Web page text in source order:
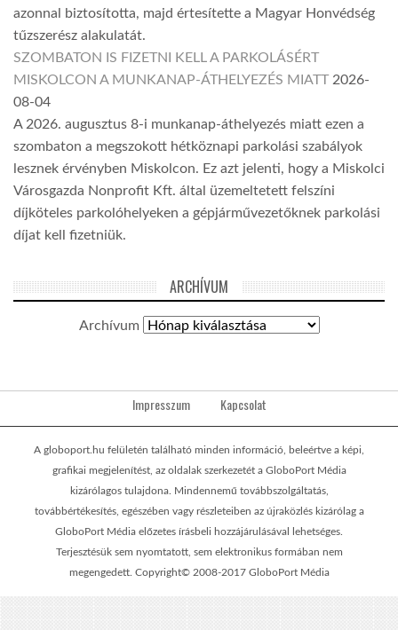
azonnal biztosította, majd értesítette a Magyar Honvédség
tűzszerész alakulatát.
SZOMBATON IS FIZETNI KELL A PARKOLÁSÉRT
MISKOLCON A MUNKANAP-ÁTHELYEZÉS MIATT 2026-
08-04
A 2026. augusztus 8-i munkanap-áthelyezés miatt ezen a
szombaton a megszokott hétköznapi parkolási szabályok
lesznek érvényben Miskolcon. Ez azt jelenti, hogy a Miskolci
Városgazda Nonprofit Kft. által üzemeltetett felszíni
díjköteles parkolóhelyeken a gépjárművezetőknek parkolási
díjat kell fizetniük.
ARCHÍVUM
Archívum
Impresszum Kapcsolat
A globoport.hu felületén található minden információ, beleértve a képi,
grafikai megjelenítést, az oldalak szerkezetét a GloboPort Média
kizárólagos tulajdona. Mindennemű továbbszolgáltatás,
továbbértékesítés, egészében vagy részleteiben az újraközlés kizárólag a
GloboPort Média előzetes írásbeli hozzájárulásával lehetséges.
Terjesztésük sem nyomtatott, sem elektronikus formában nem
megengedett. Copyright© 2008-2017 GloboPort Média